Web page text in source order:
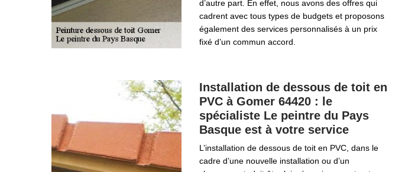
d’autre part. En effet, nous avons des offres qui
cadrent avec tous types de budgets et proposons
également des services personnalisés à un prix
fixé d’un commun accord.
Installation de dessous de toit en
PVC à Gomer 64420 : le
spécialiste Le peintre du Pays
Basque est à votre service
L’installation de dessous de toit en PVC, dans le
cadre d’une nouvelle installation ou d’un